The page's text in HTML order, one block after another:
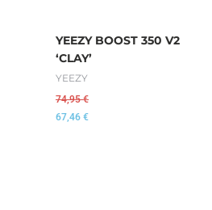
YEEZY BOOST 350 V2
‘CLAY’
YEEZY
74,95€
67,46 €